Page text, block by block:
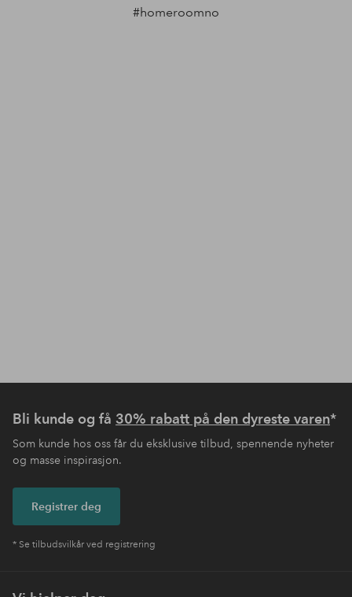
#homeroomno
Bli kunde og få 30% rabatt på den dyreste varen*
Som kunde hos oss får du eksklusive tilbud, spennende nyheter
og masse inspirasjon.
Registrer deg
* Se tilbudsvilkår ved registrering